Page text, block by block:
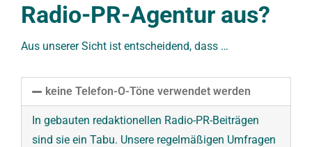
Radio-PR-Agentur aus?
Aus unserer Sicht ist entscheidend, dass …
keine Telefon-O-Töne verwendet werden
In gebauten redaktionellen Radio-PR-Beiträgen
sind sie ein Tabu. Unsere regelmäßigen Umfragen